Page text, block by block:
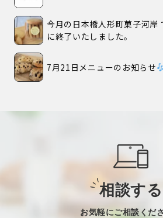
今月の日本橋人形町菓子河岸
に終了いたしました。
7月21日メニューのお知らせ
相談する
お気軽にご相談くだ